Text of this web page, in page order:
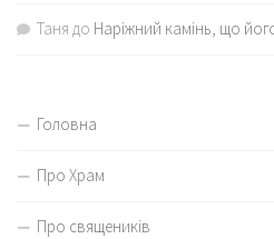
Таня до Наріжний камінь, що
Головна
Про Храм
Про священиків